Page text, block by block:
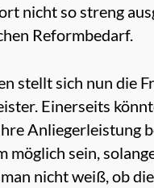
nicht so streng
Reformbedarf.
stellt sich nun die
Einerseits
Anliegerleistung
möglich sein,
nicht weiß, ob